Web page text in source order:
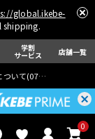
global.ikebe-
shipping.
学割
サービス 店舗一覧
ついて(07月29日
0